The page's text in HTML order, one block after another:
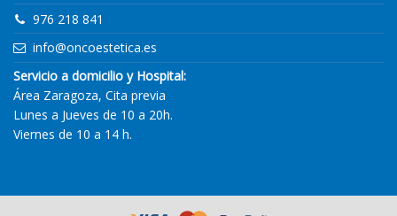
976 218 841
info@oncoestetica.es
Servicio a domicilio y Hospital:
Área Zaragoza, Cita previa
Lunes a Jueves de 10 a 20h.
Viernes de 10 a 14 h.